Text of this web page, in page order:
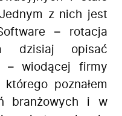
z nich jest
– rotacja
dzisiaj opisać
– wiodącej firmy
poznałem
branżowych i w